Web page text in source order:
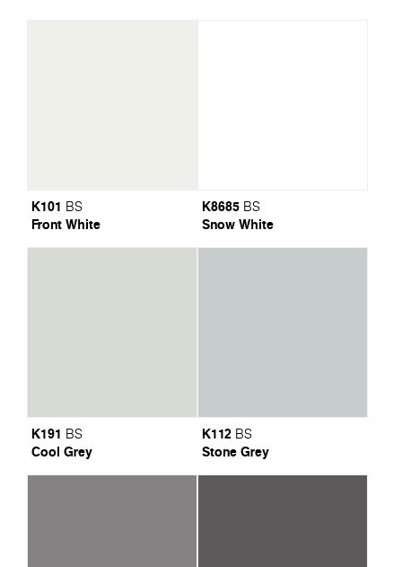
K101 BS
Front White
K8685 BS
Snow White
K191 BS
Cool Grey
K112 BS
Stone Grey